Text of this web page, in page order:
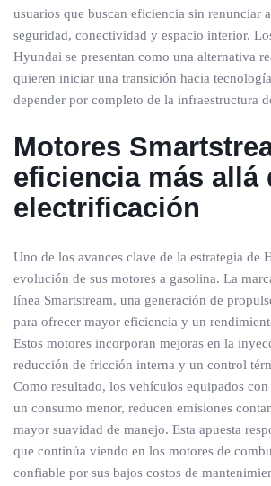
usuarios que buscan eficiencia sin renunciar
seguridad, conectividad y espacio interior.
Hyundai se presentan como una alternativa
quieren iniciar una transición hacia
depender por completo de la infraestructura
Motores
eficiencia más allá
electrificación
Uno de los avances clave de la estrategia de
evolución de sus motores a gasolina. La
línea Smartstream, una generación de
para ofrecer mayor eficiencia y un
Estos motores incorporan mejoras en la
reducción de fricción interna y un control
Como resultado, los vehículos equipados con
un consumo menor, reducen emisiones
mayor suavidad de manejo. Esta apuesta
que continúa viendo en los motores de
confiable por sus bajos costos de